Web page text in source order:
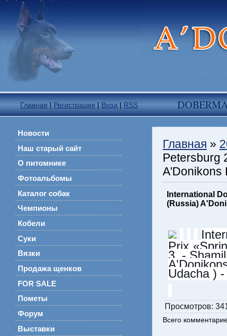
Главная | Регистрация | Вход | RSS
Новости
Наш старый сайт
О питомнике
Фотоальбомы
Каталог собак
Чемпионы
Кобели
Суки
Вязки
Продажа щенков
FOR SALE
Пометы
Форум
Выставки
Главная »
Petersburg
A'Donikons
International
(Russia)
Prix
3. -
Udacha )
Просмотров:
Всего